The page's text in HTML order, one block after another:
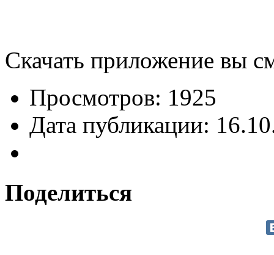
Скачать приложение вы
Просмотров: 1925
Дата публикации:
Поделиться